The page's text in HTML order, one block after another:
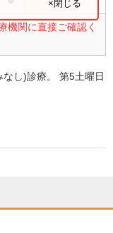
機関に直接ご確認く
×閉じる
し)診療。 第5土曜日